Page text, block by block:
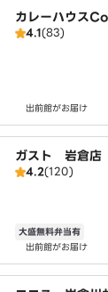
カレーハウス
D）
4.1(83)
出前館がお届け
ガスト 岩倉店
4.2(120)
大盛無料弁当有
出前館がお届け